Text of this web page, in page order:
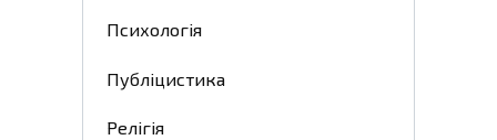
Психологія
Публіцистика
Релігія